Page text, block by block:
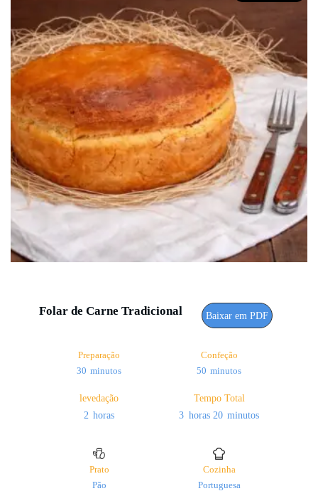
Folar de Carne Tradicional Baixar em PDF
Preparação
30minutos
minutos
Confeção
50minutos
minutos
levedação
2horas
horas
Tempo Total
3horas
horas 20minutos
minutos
Prato
Pão
Cozinha
Portuguesa